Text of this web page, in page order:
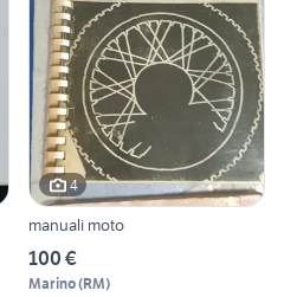
4
manuali moto
100 €
Marino(RM)